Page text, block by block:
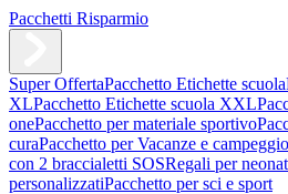
Pacchetti Risparmio
Super OffertaPacchetto Etichette scuola
XLPacchetto Etichette scuola XXL
onePacchetto per materiale sportivo
curaPacchetto per Vacanze e campeggio
con 2 braccialetti SOSRegali per
personalizzatiPacchetto per sci e sport